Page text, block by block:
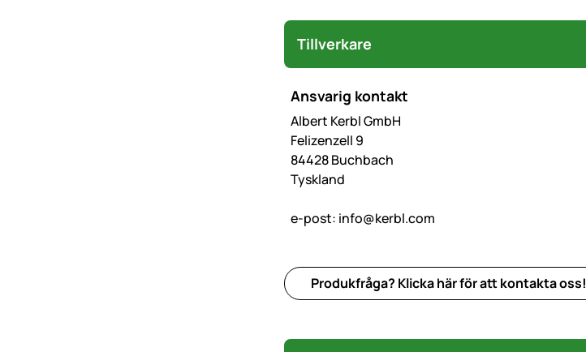
Tillverkare
Ansvarig kontakt
Albert Kerbl GmbH
Felizenzell 9
84428 Buchbach
Tyskland
e-post: info@kerbl.com
Produkfråga? Klicka här för att kontakta oss!